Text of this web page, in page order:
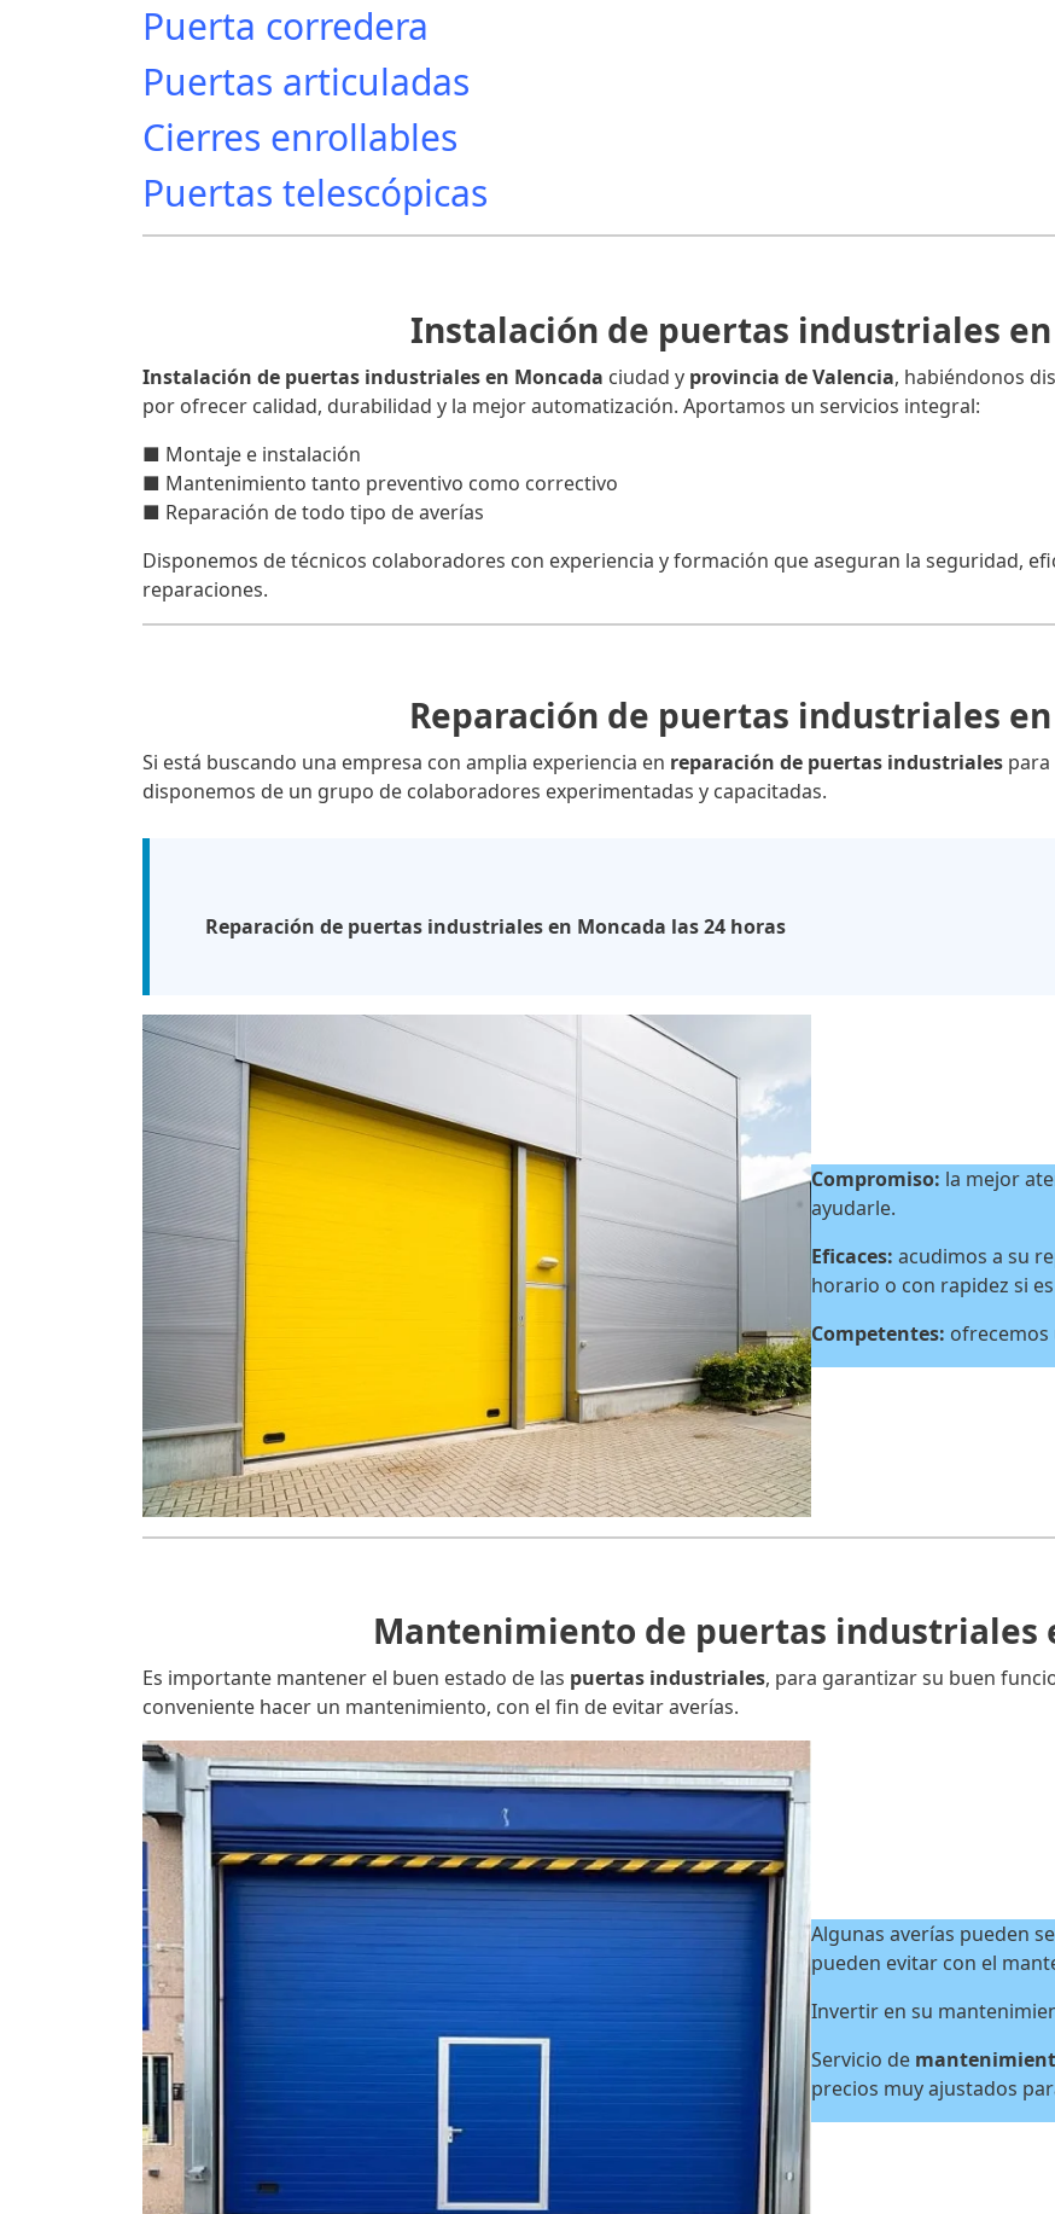
Puerta corredera
Puertas articuladas
Cierres enrollables
Puertas telescópicas
Instalación de puertas industriales en
Instalación de puertas industriales en Moncada ciudad y provincia de Valencia, habiéndonos
por ofrecer calidad, durabilidad y la mejor automatización. Aportamos un servicios integral:
■ Montaje e instalación
■ Mantenimiento tanto preventivo como correctivo
■ Reparación de todo tipo de averías
Disponemos de técnicos colaboradores con experiencia y formación que aseguran la seguridad,
reparaciones.
Reparación de puertas industriales
Si está buscando una empresa con amplia experiencia en reparación de puertas industriales para
disponemos de un grupo de colaboradores experimentadas y capacitadas.
Reparación de puertas industriales en Moncada las 24 horas
Compromiso: la mejor
ayudarle.
Eficaces: acudimos a su
horario o con rapidez si
Competentes: ofrecemos
Mantenimiento de puertas industriales
Es importante mantener el buen estado de las puertas industriales, para garantizar su buen
conveniente hacer un mantenimiento, con el fin de evitar averías.
Algunas averías pueden
pueden evitar con el
Invertir en su
Servicio de
precios muy ajustados